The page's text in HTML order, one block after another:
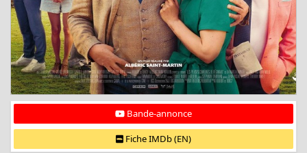
Bande-annonce
Fiche IMDb (EN)